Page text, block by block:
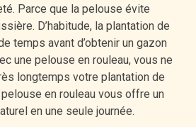
Parce que la pelouse évite
D’habitude, la plantation de
temps avant d’obtenir un gazon
une pelouse en rouleau, vous ne
longtemps votre plantation de
pelouse en rouleau vous offre un
en une seule journée.